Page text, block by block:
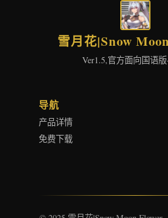
雪月花|Snow
Ver1.5,官方面向国语
导航
产品详情
免费下载